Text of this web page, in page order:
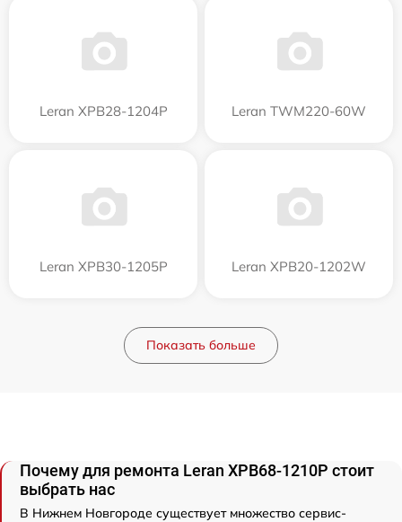
Leran XPB28-1204P Leran TWM220-60W
Leran XPB30-1205P Leran XPB20-1202W
Показать больше
Почему для ремонта Leran XPB68-1210P стоит
выбрать нас
В Нижнем Новгороде существует множество сервис-